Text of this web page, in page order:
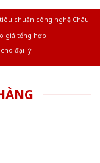
chuẩn công nghệ Châu
giá tổng hợp
đại lý